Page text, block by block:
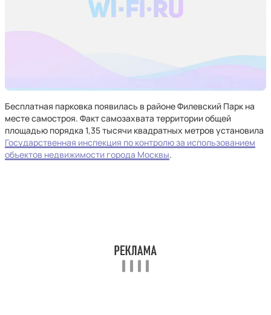
Бесплатная парковка появилась в районе Филевский Парк на
месте самостроя. Факт самозахвата территории общей
площадью порядка 1,35 тысячи квадратных метров установила
Государственная инспекция по контролю за использованием
объектов недвижимости города Москвы.